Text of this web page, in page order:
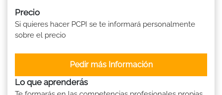
Precio
Si quieres hacer PCPI se te informará personalmente
sobre el precio
Pedir más Información
Lo que aprenderás